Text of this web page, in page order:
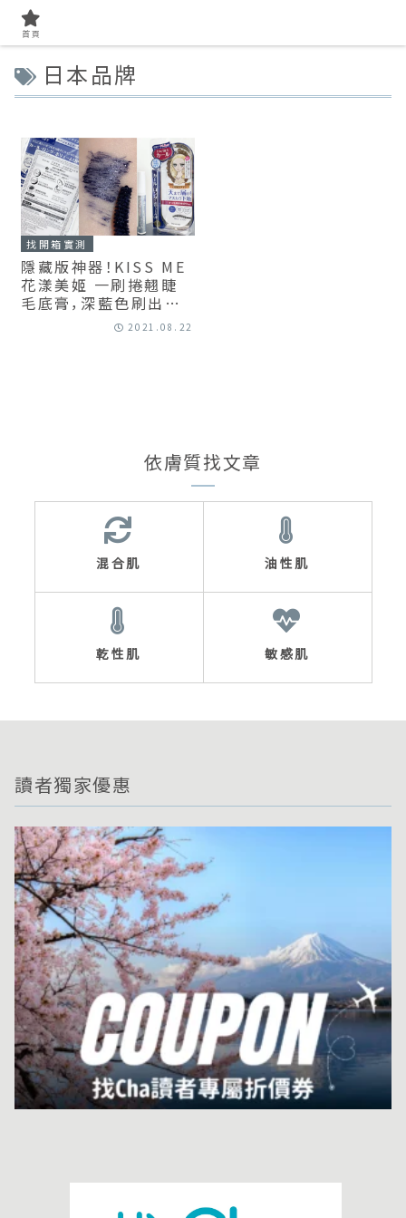
日本品牌
找開箱實測
隱藏版神器！KISS ME
花漾美姬 一刷捲翹睫
毛底膏，深藍色刷出純
淨電眼+8小時持妝實測
2021.08.22
依膚質找文章
混合肌 油性肌
乾性肌 敏感肌
讀者獨家優惠
首頁